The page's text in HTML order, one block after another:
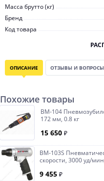
Масса брутто (кг)
Бренд
Код товара
ОПИСАНИЕ ОТЗЫВЫ И ВОПРОСЫ
Похожие товары
BM-104
172 мм, 0.8 кг
15 650 ₽
BM-103S
скорости, 3000 уд/
9 455 ₽